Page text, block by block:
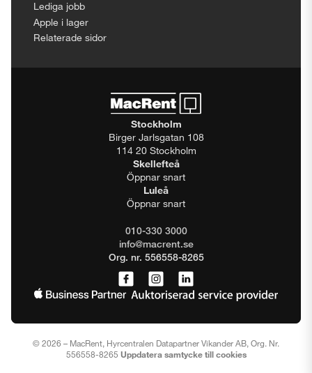
Lediga jobb
Apple i lager
Relaterade sidor
Stockholm
Birger Jarlsgatan 108
114 20 Stockholm
Skellefteå
Öppnar snart
Luleå
Öppnar snart
010-330 3000
info@macrent.se
Org. nr. 556558-8265
© 2026 – MacRent, Hyrcentralen Datapartner Vikander AB, Org. Nr.
556558-8265 Uppdatera samtycke till cookies